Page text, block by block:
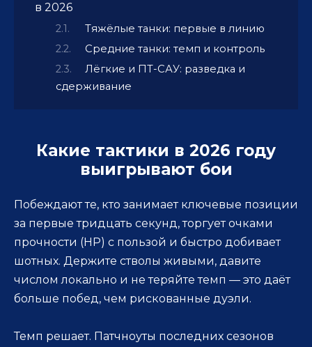
в 2026
Тяжёлые танки: первые в линию
Средние танки: темп и контроль
Лёгкие и ПТ-САУ: разведка и
сдерживание
Какие тактики в 2026 году
выигрывают бои
Побеждают те, кто занимает ключевые позиции
за первые тридцать секунд, торгует очками
прочности (HP) с пользой и быстро добивает
шотных. Держите стволы живыми, давите
числом локально и не теряйте темп — это даёт
больше побед, чем рискованные дуэли.
Темп решает. Патчноуты последних сезонов